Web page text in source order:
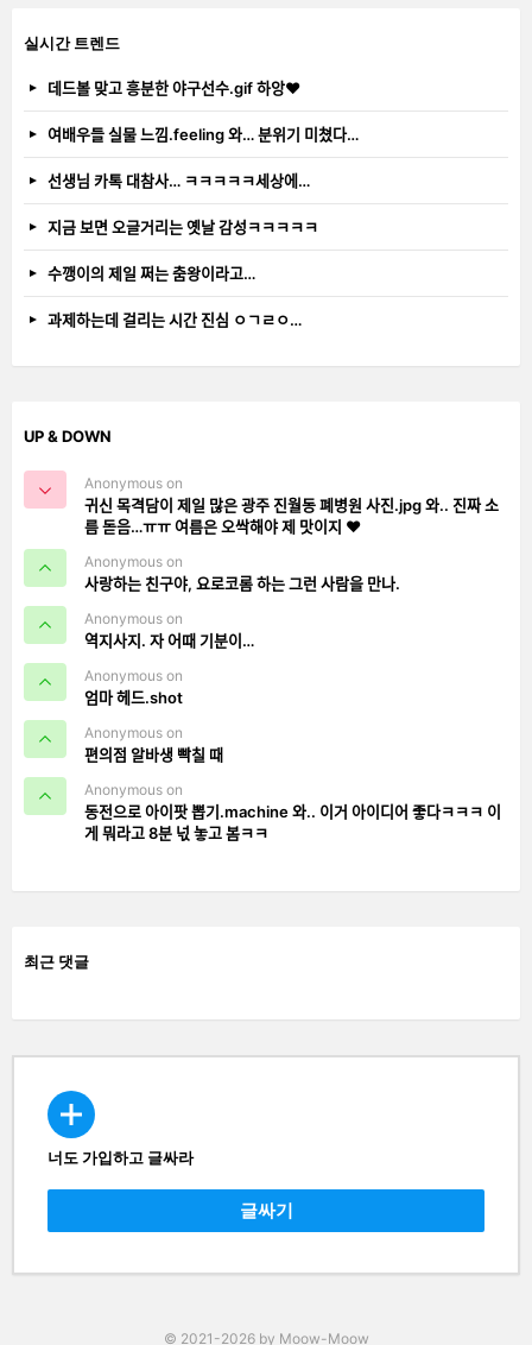
실시간 트렌드
데드볼 맞고 흥분한 야구선수.gif 하앙❤️
여배우들 실물 느낌.feeling 와… 분위기 미쳤다…
선생님 카톡 대참사… ㅋㅋㅋㅋㅋ세상에…
지금 보면 오글거리는 옛날 감성ㅋㅋㅋㅋㅋ
수깽이의 제일 쩌는 춤왕이라고…
과제하는데 걸리는 시간 진심 ㅇㄱㄹㅇ…
UP & DOWN
Anonymous on
귀신 목격담이 제일 많은 광주 진월동 폐병원 사진.jpg 와.. 진짜 소
름 돋음…ㅠㅠ 여름은 오싹해야 제 맛이지 ❤️
Anonymous on
사랑하는 친구야, 요로코롬 하는 그런 사람을 만나.
Anonymous on
역지사지. 자 어때 기분이…
Anonymous on
엄마 헤드.shot
Anonymous on
편의점 알바생 빡칠 때
Anonymous on
동전으로 아이팟 뽑기.machine 와.. 이거 아이디어 좋다ㅋㅋㅋ 이
게 뭐라고 8분 넋 놓고 봄ㅋㅋ
최근 댓글
CREATE
너도 가입하고 글싸라
글싸기
© 2021-2026 by Moow-Moow